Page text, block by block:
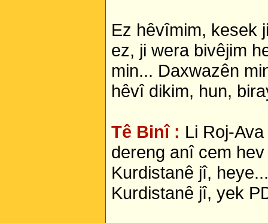
Ez hêvîmim, kesek
ez, ji wera bivêjim
min... Daxwazên
hêvî dikim, hun,
Tê Binî : Li Roj-
dereng anî cem
Kurdistanê jî,
Kurdistanê jî, yek